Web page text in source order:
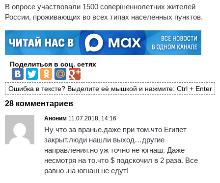
В опросе участвовали 1500 совершеннолетних жителей
России, проживающих во всех типах населенных пунктов.
Поделиться в соц. сетях
Ошибка в тексте? Выделите её мышкой и нажмите: Ctrl + Enter
28 комментариев
Аноним 11.07.2018, 14:16
Ну что за вранье.даже при том.что Египет
закрыт.люди нашли выход…другие
направления.но уж точно не югнаш. Даже
несмотря на то.что $ подскочил в 2 раза. Все
равно .на югнаш не едут!